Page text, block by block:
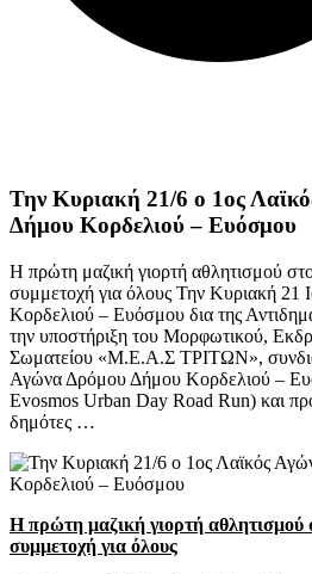
Την Κυριακή 21/6 ο 1ος
Δήμου Κορδελιού – Ευόσμου
Η πρώτη μαζική γιορτή αθλητισμού
συμμετοχή για όλους Την Κυριακή 21
Κορδελιού – Ευόσμου δια της
την υποστήριξη του Μορφωτικού,
Σωματείου «Μ.Ε.Α.Σ ΤΡΙΤΩΝ»,
Αγώνα Δρόμου Δήμου Κορδελιού –
Evosmos Urban Day Road Run) και
δημότες …
Η πρώτη μαζική γιορτή αθλητισμού
συμμετοχή για όλους